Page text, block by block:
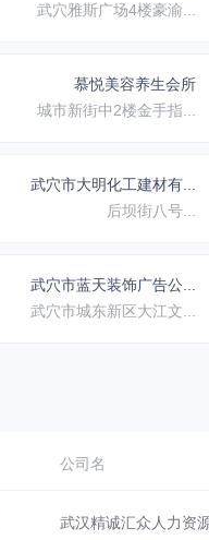
武穴雅斯广场4楼豪渝...
慕悦美容养生会所
城市新街中2楼金手指...
武穴市大明化工建材有...
后坝街八号...
武穴市蓝天装饰广告公...
武穴市城东新区大江文...
公司名
武汉精诚汇众人力资